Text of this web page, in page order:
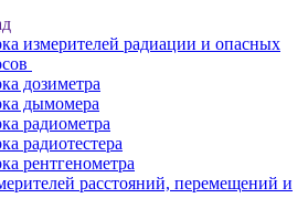
измерителей радиации и опасных
дозиметра
дымомера
радиометра
радиотестера
рентгенометра
расстояний, перемещений и